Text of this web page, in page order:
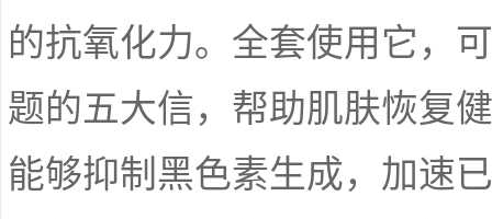
的抗氧化力。全套使用它，
题的五大信，帮助肌肤恢复
能够抑制黑色素生成，加速